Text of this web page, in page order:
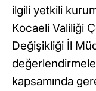
ilgili yetkili
Kocaeli Valiliği
Değişikliği İl
kapsamında